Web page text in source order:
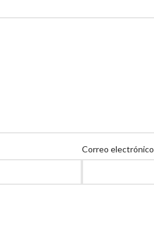
Correo electrónico